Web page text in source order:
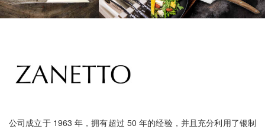
公司成立于 1963 年，拥有超过 50 年的经验，并且充分利用了银制